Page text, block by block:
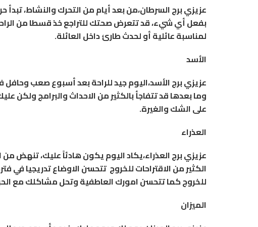
عزيزي برج السرطان،من بعد أيام من التحرك والنشاط،
بفعل أي شيء، قد تتعرض صحتك للتراجع خذ قسطا من الراحة
لمناسبة عائلية أو لحدث طارئ داخل العائلة.
الأسد
عزيزي برج الأسد،اليوم جيد للراحة بعد أسبوع صعب
وما بعدها قد تتفاجأ بالكثير من الاحداث والبرامج ولكن
على الشك والغيرة.
العذراء
عزيزي برج العذراء،يكاد اليوم يكون هادئاً عليك، تنهض
الكثير من الاقتراحات للخروج تتحسن الاوضاع تدريجيا في
للخروج كما تتحسن امورك العاطفية وتحل مشاكلك مع
الميزان